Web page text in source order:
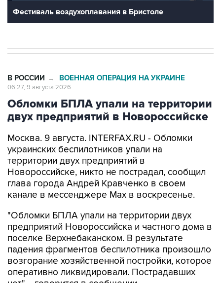
Фестиваль воздухоплавания в Бристоле
В РОССИИ → ВОЕННАЯ ОПЕРАЦИЯ НА УКРАИНЕ
06:27, 9 августа 2026
Обломки БПЛА упали на территории
двух предприятий в Новороссийске
Москва. 9 августа. INTERFAX.RU - Обломки
украинских беспилотников упали на
территории двух предприятий в
Новороссийске, никто не пострадал, сообщил
глава города Андрей Кравченко в своем
канале в мессенджере Max в воскресенье.
"Обломки БПЛА упали на территории двух
предприятий Новороссийска и частного дома в
поселке Верхнебаканском. В результате
падения фрагментов беспилотника произошло
возгорание хозяйственной постройки, которое
оперативно ликвидировали. Пострадавших